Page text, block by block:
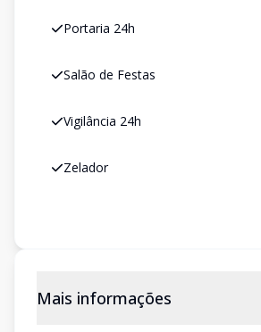
Portaria 24h
Salão de Festas
Vigilância 24h
Zelador
Mais informações